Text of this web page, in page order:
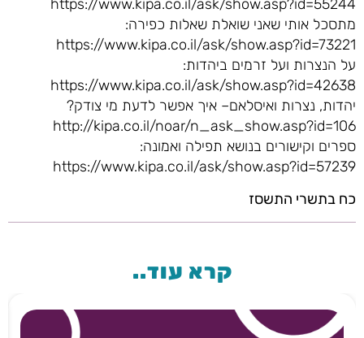
https://www.kipa.co.il/ask/show.asp?id=55244
מתסכל אותי שאני שואלת שאלות כפירה:
https://www.kipa.co.il/ask/show.asp?id=73221
על הנצרות ועל זרמים ביהדות:
https://www.kipa.co.il/ask/show.asp?id=42638
יהדות, נצרות ואיסלאם– איך אפשר לדעת מי צודק?
http://kipa.co.il/noar/n_ask_show.asp?id=106
ספרים וקישורים בנושא תפילה ואמונה:
https://www.kipa.co.il/ask/show.asp?id=57239
כח בתשרי התשסז
קרא עוד..